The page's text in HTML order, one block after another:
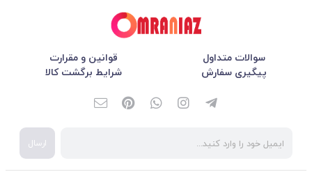
سوالات متداول
قوانین و مقرارت
پیگیری سفارش
شرایط برگشت کالا
ارسال